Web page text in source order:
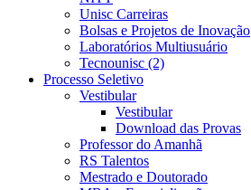
Unisc Carreiras
Bolsas e Projetos de Inovação
Laboratórios Multiusuário
Tecnounisc (2)
Processo Seletivo
Vestibular
Vestibular
Download das Provas
Professor do Amanhã
RS Talentos
Mestrado e Doutorado